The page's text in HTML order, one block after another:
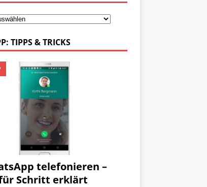
TIPPS & TRICKS
telefonieren –
Schritt erklärt